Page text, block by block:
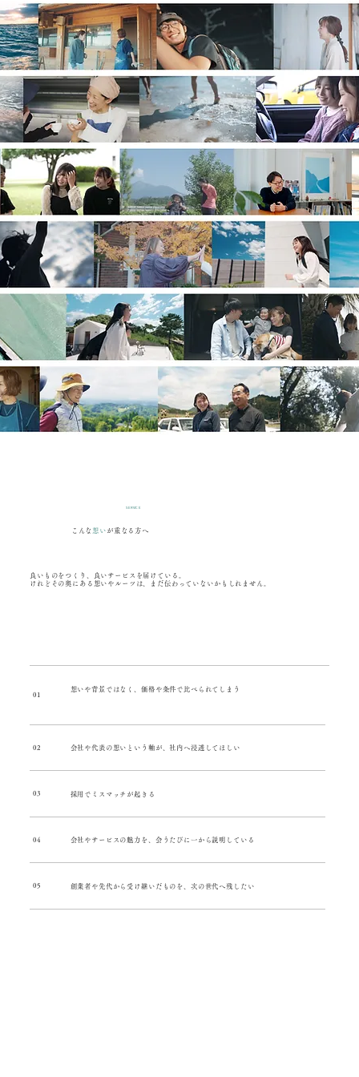
こんな 想い が重なる方へ
SERVICE
良いものをつくり、良いサービスを届けている。
けれどその奥にある想いやルーツは、まだ伝わっていないかもしれません。
01
想いや背景ではなく、価格や条件で比べられてしまう
02 会社や代表の想いという軸が、社内へ浸透してほしい
03 採用でミスマッチが起きる
04 会社やサービスの魅力を、会うたびに一から説明している
05 創業者や先代から受け継いだものを、次の世代へ残したい